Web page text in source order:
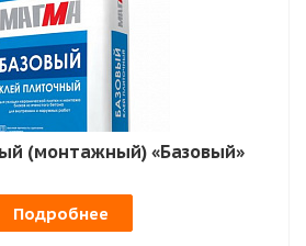
(монтажный) «Базовый»
Подробнее